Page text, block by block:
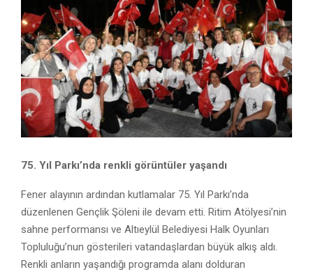
75. Yıl Parkı’nda renkli görüntüler yaşandı
Fener alayının ardından kutlamalar 75. Yıl Parkı’nda
düzenlenen Gençlik Şöleni ile devam etti. Ritim Atölyesi’nin
sahne performansı ve Altıeylül Belediyesi Halk Oyunları
Topluluğu’nun gösterileri vatandaşlardan büyük alkış aldı.
Renkli anların yaşandığı programda alanı dolduran